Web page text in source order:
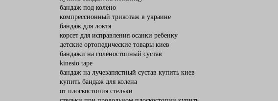
бандаж под колено
компрессионный трикотаж в украине
бандаж для локтя
корсет для исправления осанки ребенку
детские ортопедические товары киев
бандажи на голеностопный сустав
kinesio tape
бандаж на лучезапястный сустав купить киев
купить бандаж для колена
от плоскостопия стельки